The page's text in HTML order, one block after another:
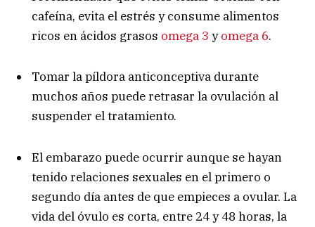
cafeína, evita el estrés y consume alimentos
ricos en ácidos grasos omega 3 yomega 6.
Tomar la píldora anticonceptiva durante
muchos años puede retrasar la ovulación al
suspender el tratamiento.
El embarazo puede ocurrir aunque se hayan
tenido relaciones sexuales en el primero o
segundo día antes de que empieces a ovular. La
vida del óvulo es corta, entre 24 y 48 horas, la